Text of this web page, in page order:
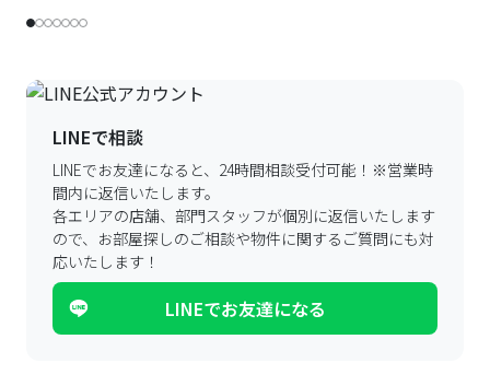
LINEで相談
LINEでお友達になると、24時間相談受付可能！ ※営業時
間内に返信いたします。
各エリアの店舗、部門スタッフが個別に返信いたします
ので、 お部屋探しのご相談や物件に関するご質問にも対
応いたします！
LINEでお友達になる